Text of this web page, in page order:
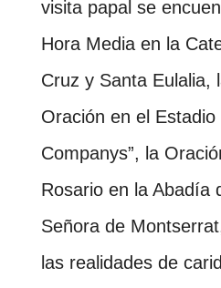
visita papal se
Hora Media en la
Cruz y Santa Eulalia,
Oración en el
Companys”, la
Rosario en la Abadía
Señora de
las realidades de